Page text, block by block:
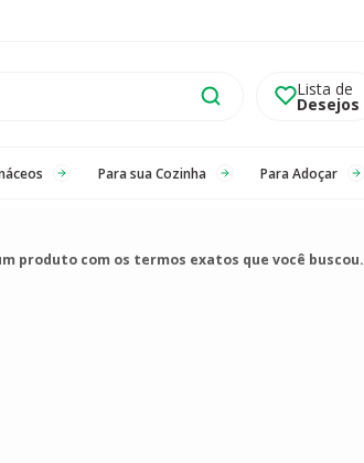
Lista de
Desejos
Para sua Cozinha Para Adoçar
produto com os termos exatos que você buscou.